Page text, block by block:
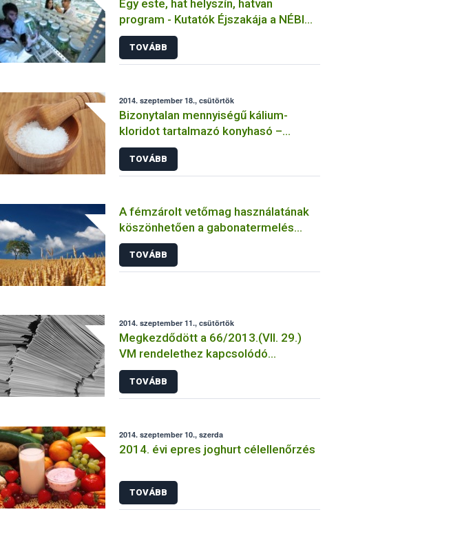
Egy este, hat helyszín, hatvan
program - Kutatók Éjszakája a NÉBIH-
nél is
TOVÁBB
2014. szeptember 18., csütörtök
Bizonytalan mennyiségű kálium-
kloridot tartalmazó konyhasó –
élelmiszerbiztonsági vonatkozások
TOVÁBB
A fémzárolt vetőmag használatának
köszönhetően a gabonatermelés
stabil ágazata hazánk
mezőgazdaságának
TOVÁBB
2014. szeptember 11., csütörtök
Megkezdődött a 66/2013.(VII. 29.)
VM rendelethez kapcsolódó
támogatási határozatok postázása.
TOVÁBB
2014. szeptember 10., szerda
2014. évi epres joghurt célellenőrzés
TOVÁBB